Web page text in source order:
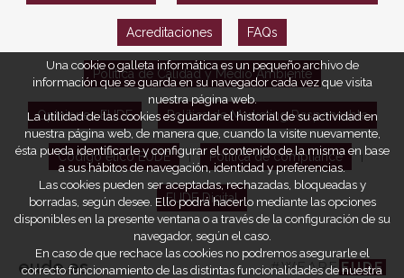
Acreditaciones FAQs
Política de Calidad y Medio Ambiente
Opiniones EUDE Política de Marketing Responsable
Código ético EUDE Política de compliance
EUDE Digital
eude.es #WEARE EUDE
Una cookie o galleta informática es un pequeño archivo de
información que se guarda en su navegador cada vez que visita
nuestra página web.
La utilidad de las cookies es guardar el historial de su actividad en
nuestra página web, de manera que, cuando la visite nuevamente,
ésta pueda identificarle y configurar el contenido de la misma en base
a sus hábitos de navegación, identidad y preferencias.
Las cookies pueden ser aceptadas, rechazadas, bloqueadas y
borradas, según desee. Ello podrá hacerlo mediante las opciones
disponibles en la presente ventana o a través de la configuración de su
navegador, según el caso.
En caso de que rechace las cookies no podremos asegurarle el
correcto funcionamiento de las distintas funcionalidades de nuestra